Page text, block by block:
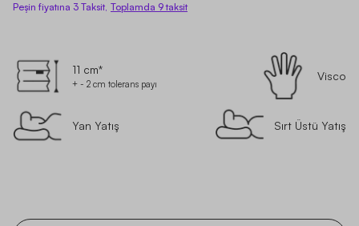
Peşin fiyatına 3 Taksit, Toplamda 9taksit
11 cm*
+ - 2 cm tolerans payı
Visco
Yan Yatış Sırt Üstü Yatış